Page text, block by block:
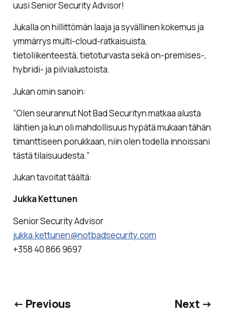
uusi Senior Security Advisor!
Jukalla on hillittömän laaja ja syvällinen kokemus ja
ymmärrys multi-cloud-ratkaisuista,
tietoliikenteestä, tietoturvasta sekä on-premises-,
hybridi- ja pilvialustoista.
Jukan omin sanoin:
”Olen seurannut Not Bad Securityn matkaa alusta
lähtien ja kun oli mahdollisuus hypätä mukaan tähän
timanttiseen porukkaan, niin olen todella innoissani
tästä tilaisuudesta.”
Jukan tavoitat täältä:
Jukka Kettunen
Senior Security Advisor
jukka.kettunen@notbadsecurity.com
+358 40 866 9697
← Previous Next →